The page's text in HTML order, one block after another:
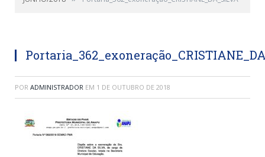
POR ADMINISTRADOR EM 1 DE OUTUBRO DE 2018